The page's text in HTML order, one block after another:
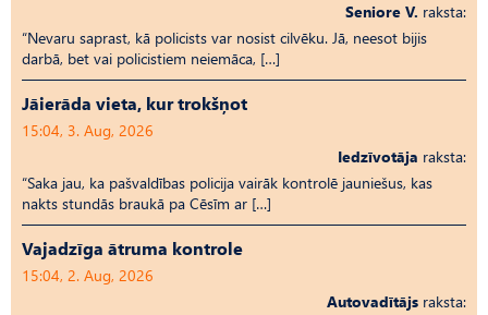
Seniore V. raksta:
“Nevaru saprast, kā policists var nosist cilvēku. Jā, neesot bijis
darbā, bet vai policistiem neiemāca, […]
Jāierāda vieta, kur trokšņot
15:04, 3. Aug, 2026
Iedzīvotāja raksta:
“Saka jau, ka pašvaldības policija vairāk kontrolē jauniešus, kas
nakts stundās braukā pa Cēsīm ar […]
Vajadzīga ātruma kontrole
15:04, 2. Aug, 2026
Autovadītājs raksta: